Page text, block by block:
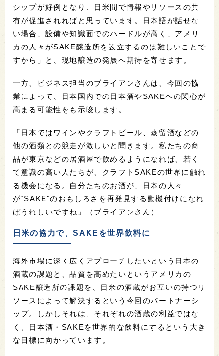
シップが好例となり、日米間で情報やリソースの共
有が促進されればと思っています。日本語が話せな
い場合、設備や知識面でのハードルが高く、アメリ
カの人々がSAKE醸造所を設立するのは難しいことで
すから」と、現地醸造の発展へ期待を寄せます。
一方、ビジネス担当のブライアンさんは、今回の協
業によって、日本国内での日本酒やSAKEへの関心が
高まる可能性をも示唆します。
「日本ではワインやクラフトビール、蒸留酒などの
他の酒類との競走が激しいと聞きます。私たちの商
品が東京などの居酒屋で飲めるようになれば、若く
て意識の高い人たちが、クラフトSAKEの世界に触れ
る機会になる。自分たちのお酒が、日本の人々
が"SAKE"のおもしろさを再発見する動機付けになれ
ばうれしいですね」（ブライアンさん）
日米の協力で、SAKEを世界飲料に
海外市場に深く広くアプローチしたいという日本の
酒蔵の課題と、品質を高めたいというアメリカの
SAKE醸造所の課題を、日米の酒蔵がお互いの持つリ
ソースによって解決するという今回のパートナーシ
ップ。しかしそれは、それぞれの酒蔵の利益ではな
く、日本酒・SAKEを世界的な飲料にするという大き
な目標に向かっています。